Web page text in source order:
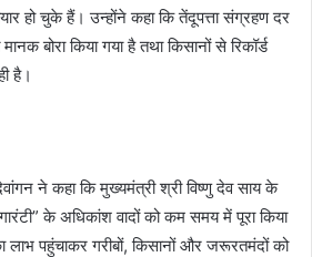
हो चुके हैं। उन्होंने कहा कि तेंदूपत्ता संग्रहण दर
बोरा किया गया है तथा किसानों से रिकॉर्ड
है।
ने कहा कि मुख्यमंत्री श्री विष्णु देव साय के
के अधिकांश वादों को कम समय में पूरा किया
पहुंचाकर गरीबों, किसानों और जरूरतमंदों को